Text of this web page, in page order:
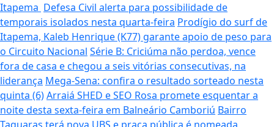
Itapema Defesa Civil alerta para possibilidade de
temporais isolados nesta quarta-feira Prodígio do surf de
Itapema, Kaleb Henrique (K77) garante apoio de peso para
o Circuito Nacional Série B: Criciúma não perdoa, vence
fora de casa e chegou a seis vitórias consecutivas, na
liderança Mega-Sena: confira o resultado sorteado nesta
quinta (6)Arraiá SHED e SEO Rosa promete esquentar a
noite desta sexta-feira em Balneário Camboriú Bairro